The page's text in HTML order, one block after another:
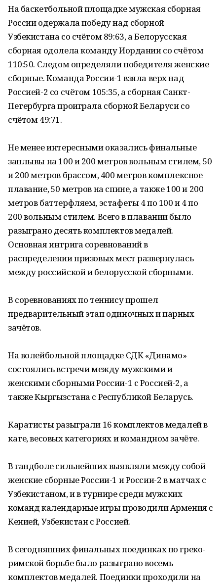
На баскетбольной площадке мужская сборная
России одержала победу над сборной
Узбекистана со счётом 89:63, а Белорусская
сборная одолела команду Иордании со счётом
110:50. Следом определяли победителя женские
сборные. Команда России-1 взяла верх над
Россией-2 со счётом 105:35, а сборная Санкт-
Петербурга проиграла сборной Беларуси со
счётом 49:71.
Не менее интересными оказались финальные
заплывы на 100 и 200 метров вольным стилем, 50
и 200 метров брассом, 400 метров комплексное
плавание, 50 метров на спине, а также 100 и 200
метров баттерфляем, эстафеты 4 по 100 и 4 по
200 вольным стилем. Всего в плавании было
разыграно десять комплектов медалей.
Основная интрига соревнований в
распределении призовых мест развернулась
между российской и белорусской сборными.
В соревнованиях по теннису прошел
предварительный этап одиночных и парных
зачётов.
На волейбольной площадке СДК «Динамо»
состоялись встречи между мужскими и
женскими сборными России-1 с Россией-2, а
также Кыргызстана с Республикой Беларусь.
Каратисты разыграли 16 комплектов медалей в
кате, весовых категориях и командном зачёте.
В гандболе сильнейших выявляли между собой
женские сборные России-1 и России-2 в матчах с
Узбекистаном, и в турнире среди мужских
команд календарные игры проводили Армения с
Кенией, Узбекистан с Россией.
В сегодняшних финальных поединках по греко-
римской борьбе было разыграно восемь
комплектов медалей. Поединки проходили на